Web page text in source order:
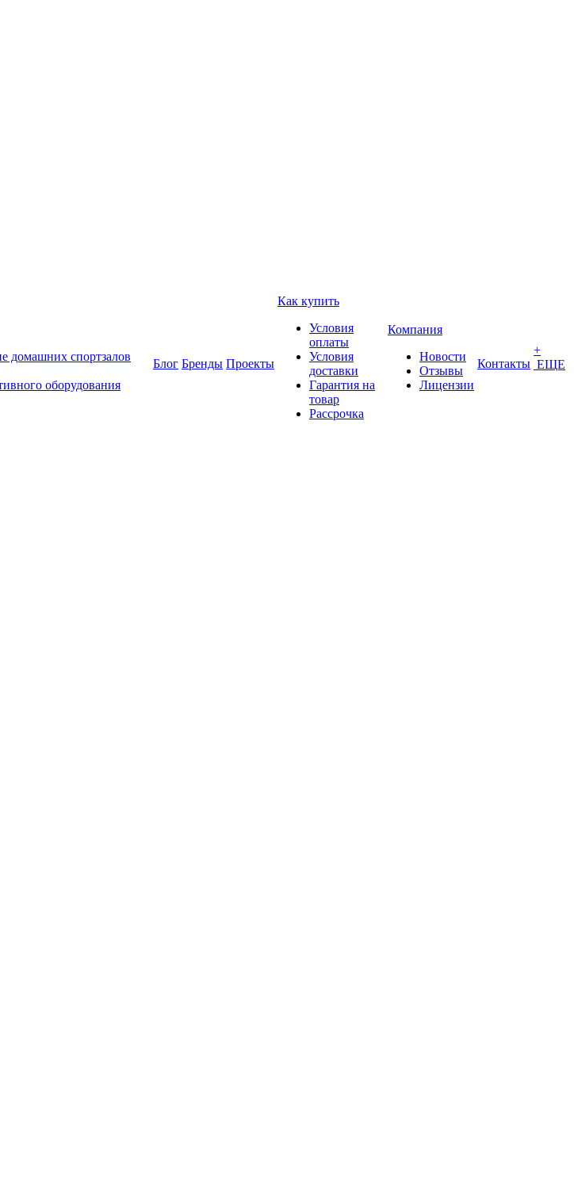
домашних спортзалов
оборудования
Блог Бренды Проекты
Как купить
Условия
оплаты
Условия
доставки
Гарантия на
товар
Рассрочка
Компания
Новости
Отзывы
Лицензии
Контакты
+
ЕЩЕ